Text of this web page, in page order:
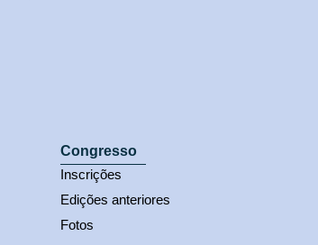
Congresso
Inscrições
Edições anteriores
Fotos